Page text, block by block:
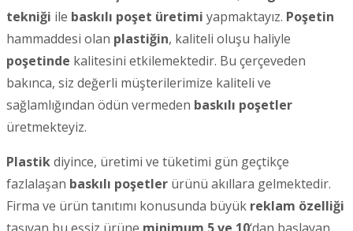
tekniği ile baskılı poşet üretimi yapmaktayız. Poşetin
hammaddesi olan plastiğin, kaliteli oluşu haliyle
poşetinde kalitesini etkilemektedir. Bu çerçeveden
bakınca, siz değerli müşterilerimize kaliteli ve
sağlamlığından ödün vermeden baskılı poşetler
üretmekteyiz.
Plastikdiyince, üretimi ve tüketimi gün geçtikçe
fazlalaşan baskılı poşetler ürünü akıllara gelmektedir.
Firma ve ürün tanıtımı konusunda büyük reklam özelliği